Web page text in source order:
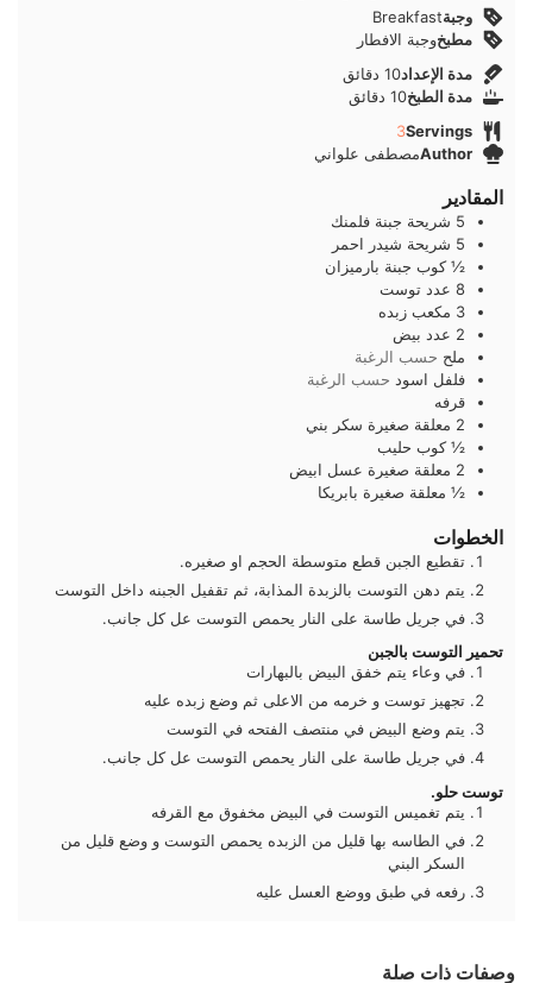
وجبةBreakfast
مطبخوجبة الافطار
مدة الإعداد10دقائق
دقائق
مدة الطبخ10دقائق
دقائق
Servings
3
Authorمصطفى علواني
المقادير
5 شريحة جبنة فلمنك
5 شريحة شيدر احمر
½ كوب جبنة بارميزان
8 عدد توست
3 مكعب زبده
2 عدد بيض
ملح حسب الرغبة
فلفل اسود حسب الرغبة
قرفه
2 معلقة صغيرة سكر بني
½ كوب حليب
2 معلقة صغيرة عسل ابيض
½ معلقة صغيرة بابريكا
الخطوات
تقطيع الجبن قطع متوسطة الحجم او صغيره.
يتم دهن التوست بالزبدة المذابة، ثم تقفيل الجبنه داخل التوست
في جريل طاسة على النار يحمص التوست عل كل جانب.
تحمير التوست بالجبن
في وعاء يتم خفق البيض بالبهارات
تجهيز توست و خرمه من الاعلى ثم وضع زبده عليه
يتم وضع البيض في منتصف الفتحه في التوست
في جريل طاسة على النار يحمص التوست عل كل جانب.
توست حلو.
يتم تغميس التوست في البيض مخفوق مع القرفه
في الطاسه بها قليل من الزبده يحمص التوست و وضع قليل من
السكر البني
رفعه في طبق ووضع العسل عليه
وصفات ذات صلة